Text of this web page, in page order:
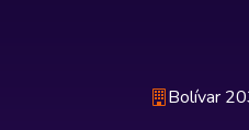
Bolívar